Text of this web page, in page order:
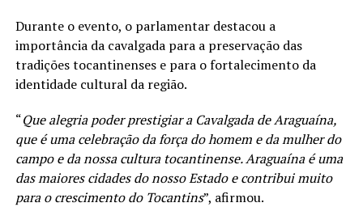
Durante o evento, o parlamentar destacou a
importância da cavalgada para a preservação das
tradições tocantinenses e para o fortalecimento da
identidade cultural da região.
“Que alegria poder prestigiar a Cavalgada de Araguaína,
que é uma celebração da força do homem e da mulher do
campo e da nossa cultura tocantinense. Araguaína é uma
das maiores cidades do nosso Estado e contribui muito
para o crescimento do Tocantins”, afirmou.